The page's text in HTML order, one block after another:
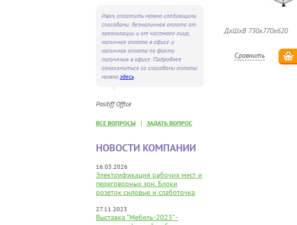
Иван, оплатить можно следующими
способами: безналичная оплата от
организации и от частного лица,
наличная оплата в офисе и
наличная оплата по факту
получения в офисе. Подробнее
ознакомиться со способами оплаты
можно здесь
Positiff Office
ВСЕ ВОПРОСЫ | ЗАДАТЬ ВОПРОС
НОВОСТИ КОМПАНИИ
16.03.2026
Электрификация рабочих мест и
переговорных зон. Блоки
розеток силовые и слаботочка
27.11.2023
Выставка "Мебель-2023" -
ДхШхВ 730x770x620
Сравнить